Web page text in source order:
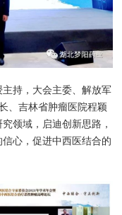
持，大会主委、解放军
、吉林省肿瘤医院程颖
领域，启迪创新思路，
心，促进中西医结合的